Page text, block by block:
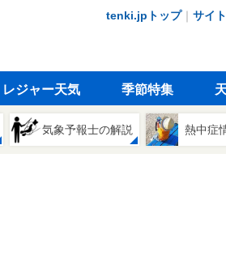
tenki.jpトップ｜ サイ
レジャー天気 季節特集
気象予報士の解説 熱中症